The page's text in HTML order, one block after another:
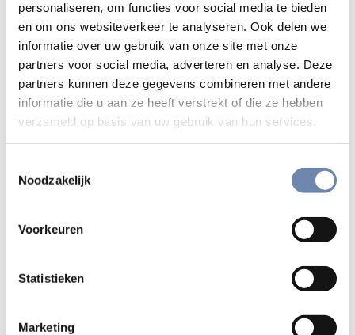
personaliseren, om functies voor social media te bieden
en om ons websiteverkeer te analyseren. Ook delen we
informatie over uw gebruik van onze site met onze
partners voor social media, adverteren en analyse. Deze
partners kunnen deze gegevens combineren met andere
informatie die u aan ze heeft verstrekt of die ze hebben
verzameld op basis van uw gebruik van hun services.
Noodzakelijk
Voorkeuren
Statistieken
Marketing
Standaardtarief: €225
Reductietarief: € 181 *voor studenten of als je
meent hiervoor in aanmerking te komen
In de prijs inbegrepen: overnachtingen, maaltijden,
koffie/thee, begeleiding en verblijfstaks voor stad Gent (€
2,83 per nacht)
Wil je handdoeken huren? Dan betaal je € 6,70 bovenop je
Wanneer je een kamer deelt met een andere deelnemer, is
Is deze kostprijs voor jou een belemmering of wil je een
IBAN BE11 4478 6306 0148 (BIC: KREDBEBB)